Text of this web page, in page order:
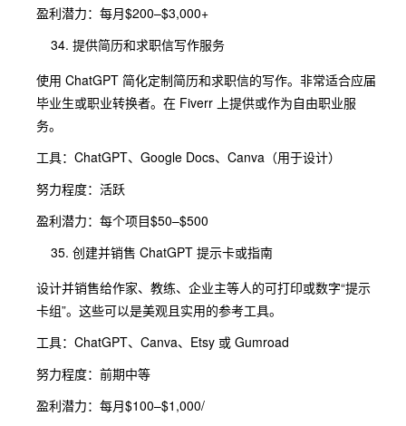
盈利潜力：每月$200–$3,000+
提供简历和求职信写作服务
使用 ChatGPT 简化定制简历和求职信的写作。非常适合应届
毕业生或职业转换者。在 Fiverr 上提供或作为自由职业服
务。
工具：ChatGPT、Google Docs、Canva（用于设计）
努力程度：活跃
盈利潜力：每个项目$50–$500
创建并销售 ChatGPT 提示卡或指南
设计并销售给作家、教练、企业主等人的可打印或数字“提示
卡组”。这些可以是美观且实用的参考工具。
工具：ChatGPT、Canva、Etsy 或 Gumroad
努力程度：前期中等
盈利潜力：每月$100–$1,000/